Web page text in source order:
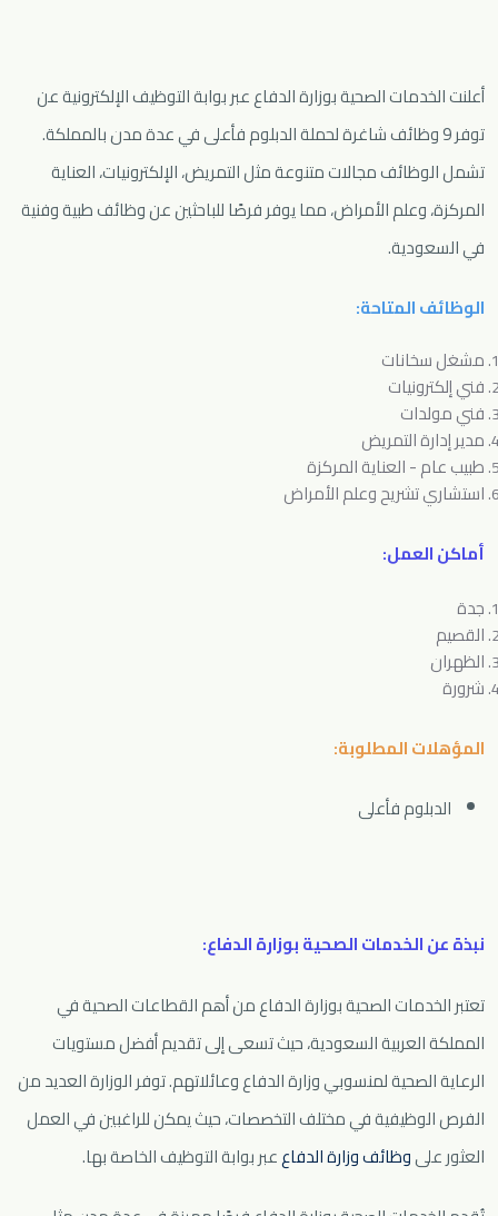
أعلنت الخدمات الصحية بوزارة الدفاع عبر بوابة التوظيف الإلكترونية عن
توفر 9 وظائف شاغرة لحملة الدبلوم فأعلى في عدة مدن بالمملكة.
تشمل الوظائف مجالات متنوعة مثل التمريض، الإلكترونيات، العناية
المركزة، وعلم الأمراض، مما يوفر فرصًا للباحثين عن وظائف طبية وفنية
في السعودية.
الوظائف المتاحة:
مشغل سخانات
فني إلكترونيات
فني مولدات
مدير إدارة التمريض
طبيب عام - العناية المركزة
استشاري تشريح وعلم الأمراض
أماكن العمل:
جدة
القصيم
الظهران
شرورة
المؤهلات المطلوبة:
الدبلوم فأعلى
نبذة عنالخدمات الصحية بوزارة الدفاع:
تعتبر الخدمات الصحية بوزارة الدفاع من أهم القطاعات الصحية في
المملكة العربية السعودية، حيث تسعى إلى تقديم أفضل مستويات
الرعاية الصحية لمنسوبي وزارة الدفاع وعائلاتهم. توفر الوزارة العديد من
الفرص الوظيفية في مختلف التخصصات، حيث يمكن للراغبين في العمل
العثور علىوظائف وزارة الدفاععبر بوابة التوظيف الخاصة بها.